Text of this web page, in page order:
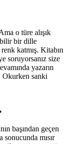
o türe alışık
bir dille
katmış. Kitabın
soruyorsanız size
yazarın
Okurken sanki
başından geçen
mısır